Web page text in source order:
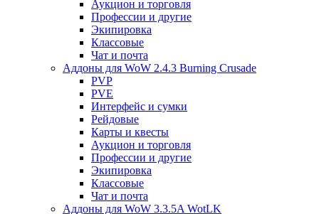
Аукцион и торговля
Профессии и другие
Экипировка
Классовые
Чат и почта
Аддоны для WoW 2.4.3 Burning Crusade
PVP
PVE
Интерфейс и сумки
Рейдовые
Карты и квесты
Аукцион и торговля
Профессии и другие
Экипировка
Классовые
Чат и почта
Аддоны для WoW 3.3.5A WotLK